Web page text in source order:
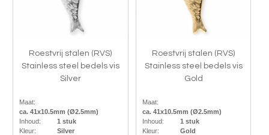
Roestvrij stalen (RVS)
Stainless steel bedels vis
Silver
Maat:
ca. 41x10.5mm (Ø2.5mm)
Inhoud:
1 stuk
Kleur:
Silver
Roestvrij stalen (RVS)
Stainless steel bedels vis
Gold
Maat:
ca. 41x10.5mm (Ø2.5mm)
Inhoud:
1 stuk
Kleur:
Gold